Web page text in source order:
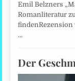
Emil Belzners
Romanliteratur
…
Der